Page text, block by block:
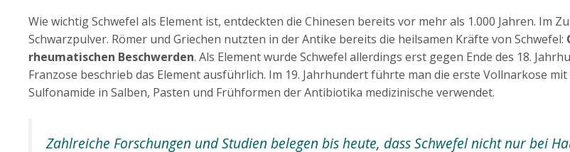
Wie wichtig Schwefel als Element ist, entdeckten die Chinesen bereits vor mehr als 1.000 Jahren. Im
Schwarzpulver. Römer und Griechen nutzten in der Antike bereits die heilsamen Kräfte von Schwefel:
rheumatischen Beschwerden. Als Element wurde Schwefel allerdings erst gegen Ende des 18.
Franzose beschrieb das Element ausführlich. Im 19. Jahrhundert führte man die erste Vollnarkose
Sulfonamide in Salben, Pasten und Frühformen der Antibiotika medizinische verwendet.
Zahlreiche Forschungen und Studien belegen bis heute, dass Schwefel nicht nur bei